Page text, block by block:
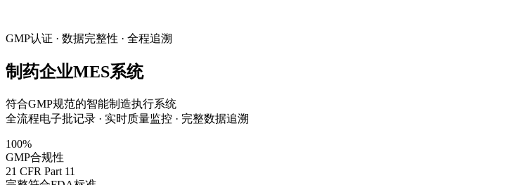
GMP认证 · 数据完整性 · 全程追溯
制药企业MES系统
符合GMP规范的智能制造执行系统
全流程电子批记录 · 实时质量监控 · 完整数据追溯
100%
GMP合规性
21 CFR Part 11